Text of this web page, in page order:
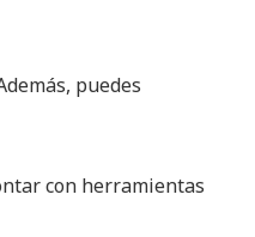
puedes
con herramientas